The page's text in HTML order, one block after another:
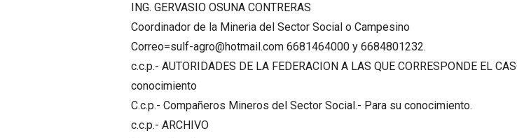
ING. GERVASIO OSUNA CONTRERAS
Coordinador de la Mineria del Sector Social o Campesino
Correo=sulf-agro@hotmail.com 6681464000 y 6684801232.
c.c.p.- AUTORIDADES DE LA FEDERACION A LAS QUE CORRESPONDE EL
conocimiento
C.c.p.- Compañeros Mineros del Sector Social.- Para su conocimiento.
c.c.p.- ARCHIVO